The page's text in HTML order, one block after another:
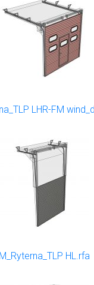
LHR-FM
M_Ryterna_TLP HL.rfa